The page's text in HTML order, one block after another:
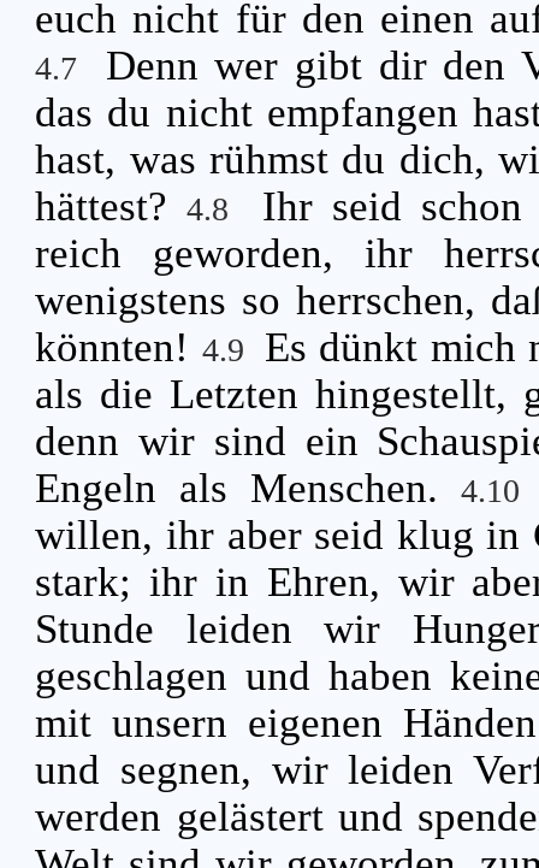
euch nicht für den einen
4.7
Denn wer gibt dir den
das du nicht empfangen
hast, was rühmst du dich,
hättest?4.8
Ihr seid schon
reich geworden, ihr
wenigstens so herrschen,
könnten! 4.9
Es dünkt mich
als die Letzten hingestellt,
denn wir sind ein
Engeln als Menschen.
4.10
willen, ihr aber seid klug in
stark; ihr in Ehren, wir
Stunde leiden wir
geschlagen und haben
mit unsern eigenen
und segnen, wir leiden
werden gelästert und